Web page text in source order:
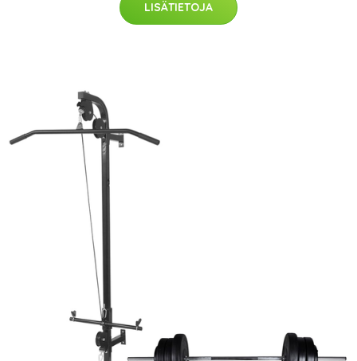
LISÄTIETOJA